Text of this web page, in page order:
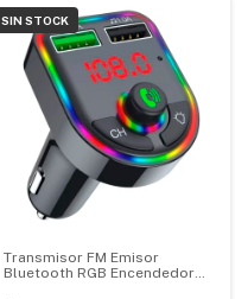
SIN STOCK
Transmisor FM Emisor
Bluetooth RGB Encendedor